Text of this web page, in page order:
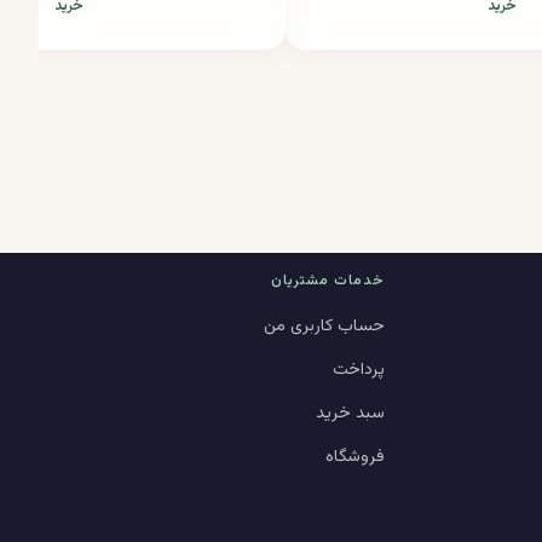
خرید خرید
خدمات مشتریان
حساب کاربری من
پرداخت
سبد خرید
فروشگاه